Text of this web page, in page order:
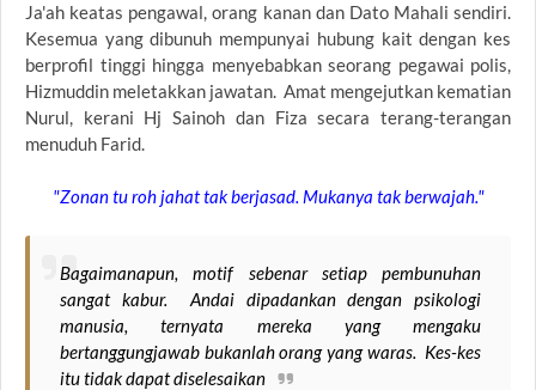
Ja'ah keatas pengawal, orang kanan dan Dato Mahali sendiri.
Kesemua yang dibunuh mempunyai hubung kait dengan kes
berprofil tinggi hingga menyebabkan seorang pegawai polis,
Hizmuddin meletakkan jawatan. Amat mengejutkan kematian
Nurul, kerani Hj Sainoh dan Fiza secara terang-terangan
menuduh Farid.
"Zonan tu roh jahat tak berjasad. Mukanya tak berwajah."
Bagaimanapun, motif sebenar setiap pembunuhan
sangat kabur. Andai dipadankan dengan psikologi
manusia, ternyata mereka yang mengaku
bertanggungjawab bukanlah orang yang waras. Kes-kes
itu tidak dapat diselesaikan